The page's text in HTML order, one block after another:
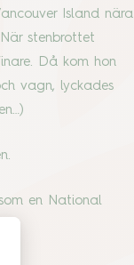
Island nära
stenbrottet
Då kom hon
vagn, lyckades
en National